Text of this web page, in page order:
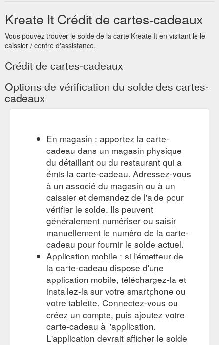
Kreate It Crédit de cartes-cadeaux
Vous pouvez trouver le solde de la carte Kreate It en visitant le le
caissier / centre d'assistance.
Crédit de cartes-cadeaux
Options de vérification du solde des cartes-
cadeaux
En magasin : apportez la carte-
cadeau dans un magasin physique
du détaillant ou du restaurant qui a
émis la carte-cadeau. Adressez-vous
à un associé du magasin ou à un
caissier et demandez de l'aide pour
vérifier le solde. Ils peuvent
généralement numériser ou saisir
manuellement le numéro de la carte-
cadeau pour fournir le solde actuel.
Application mobile : si l'émetteur de
la carte-cadeau dispose d'une
application mobile, téléchargez-la et
installez-la sur votre smartphone ou
votre tablette. Connectez-vous ou
créez un compte, puis ajoutez votre
carte-cadeau à l'application.
L'application devrait afficher le solde